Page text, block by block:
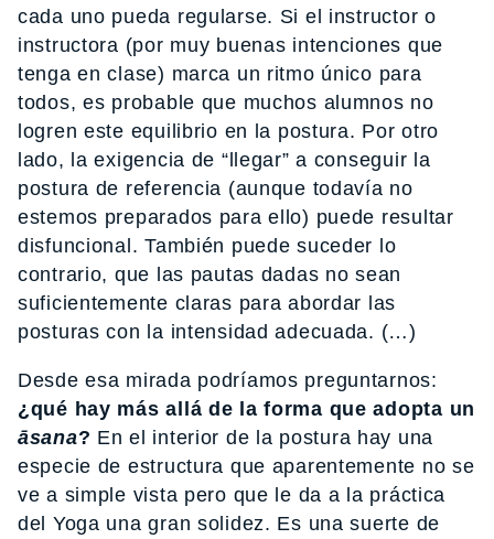
cada uno pueda regularse. Si el instructor o
instructora (por muy buenas intenciones que
tenga en clase) marca un ritmo único para
todos, es probable que muchos alumnos no
logren este equilibrio en la postura. Por otro
lado, la exigencia de “llegar” a conseguir la
postura de referencia (aunque todavía no
estemos preparados para ello) puede resultar
disfuncional. También puede suceder lo
contrario, que las pautas dadas no sean
suficientemente claras para abordar las
posturas con la intensidad adecuada. (…)
Desde esa mirada podríamos preguntarnos:
¿qué hay más allá de la forma que adopta un
āsana? En el interior de la postura hay una
especie de estructura que aparentemente no se
ve a simple vista pero que le da a la práctica
del Yoga una gran solidez. Es una suerte de